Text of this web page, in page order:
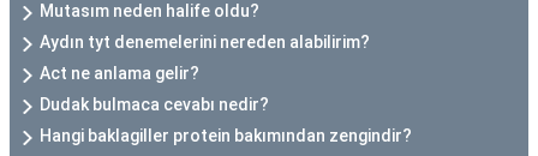
Mutasım neden halife oldu?
Aydın tyt denemelerini nereden alabilirim?
Act ne anlama gelir?
Dudak bulmaca cevabı nedir?
Hangi baklagiller protein bakımından zengindir?